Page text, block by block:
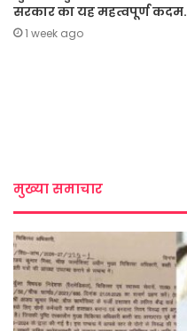
सरकार का यह महत्वपूर्ण कदम.
1 week ago
मुख्या समाचार